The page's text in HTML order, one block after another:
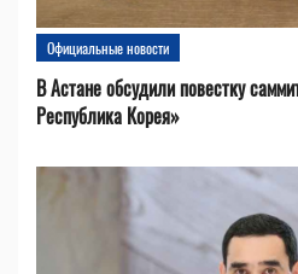
Официальные новости
В Астане обсудили повестку
Республика Корея»